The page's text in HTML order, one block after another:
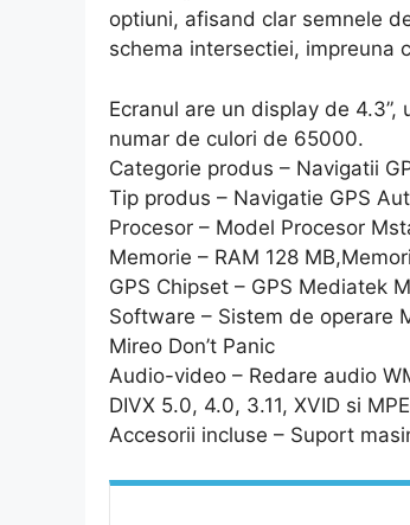
optiuni, afisand clar semnele
schema intersectiei, impreuna
Ecranul are un display de
numar de culori de 65000.
Categorie produs – Navigatii
Tip produs – Navigatie GPS
Procesor – Model Procesor
Memorie – RAM 128
GPS Chipset – GPS Mediatek
Software – Sistem de operare
Mireo Don’t Panic
Audio-video – Redare audio
DIVX 5.0, 4.0, 3.11, XVID si
Accesorii incluse – Suport